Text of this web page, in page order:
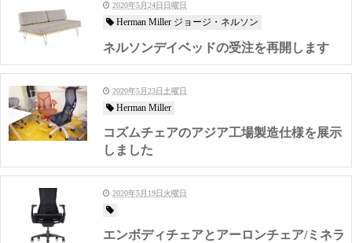
2020年5月24日日曜日
Herman Miller ジョージ・ネルソン
ネルソンデイベッドの受注を再開します
2020年5月23日土曜日
Herman Miller
コズムチェアのアジア工場製造仕様を展示
しました
2020年5月19日火曜日
エンボディチェアとアーロンチェア/ミネラ